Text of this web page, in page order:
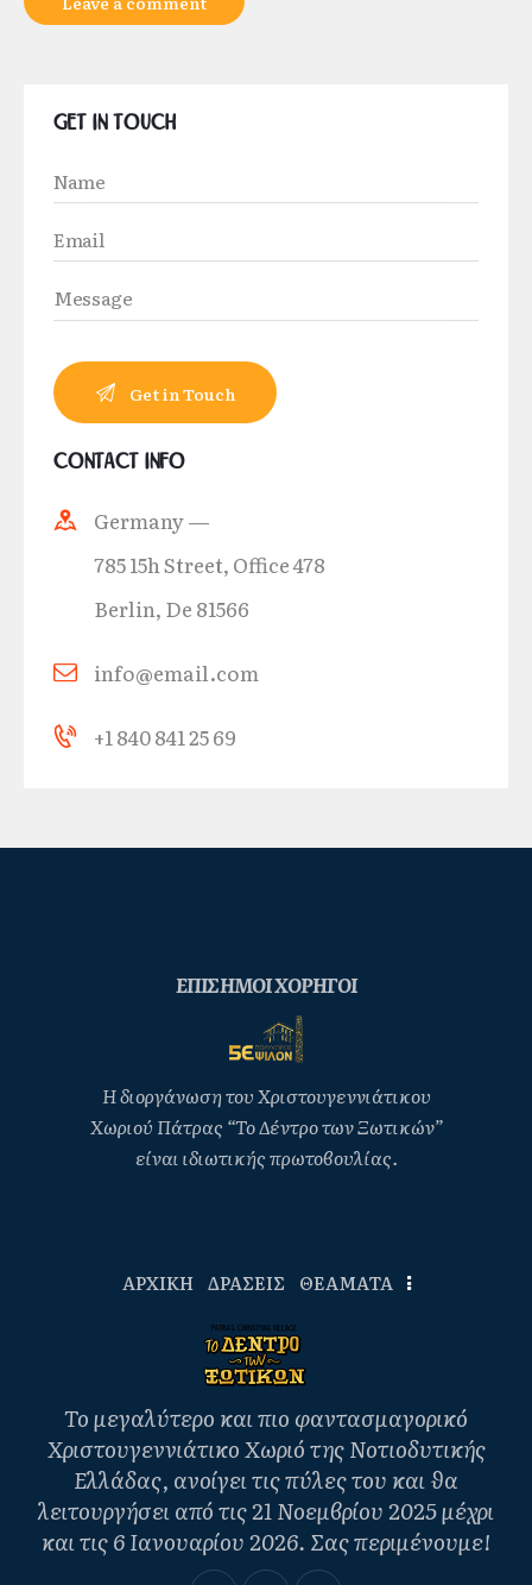
Get in Touch
Contact Info
Germany —
785 15h Street, Office 478
Berlin, De 81566
info@email.com
+1 840 841 25 69
ΕΠΙΣΗΜΟΙ ΧΟΡΗΓΟΙ
Η διοργάνωση του Χριστουγεννιάτικου
Χωριού Πάτρας “Το Δέντρο των Ξωτικών”
είναι ιδιωτικής πρωτοβουλίας.
ΑΡΧΙΚΗ ΔΡΑΣΕΙΣ ΘΕΑΜΑΤΑ
Το μεγαλύτερο και πιο φαντασμαγορικό
Χριστουγεννιάτικο Χωριό της Νοτιοδυτικής
Ελλάδας, ανοίγει τις πύλες του και θα
λειτουργήσει από τις 21 Νοεμβρίου 2025 μέχρι
και τις 6 Ιανουαρίου 2026. Σας περιμένουμε!